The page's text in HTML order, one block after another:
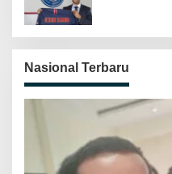
Nasional Terbaru